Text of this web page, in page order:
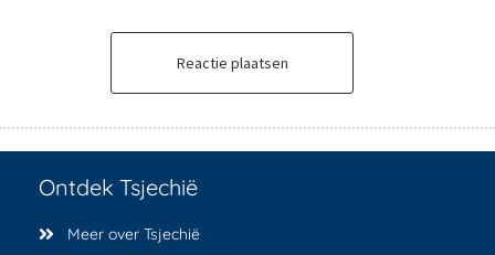
Reactie plaatsen
Ontdek Tsjechië
Meer over Tsjechië